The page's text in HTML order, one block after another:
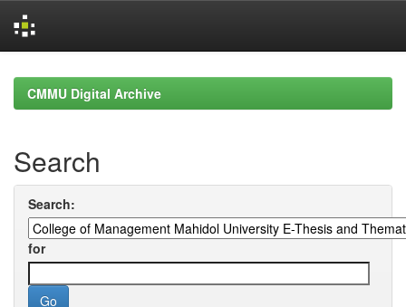
navigationCMMU Digital Archive
Search
Search:
for